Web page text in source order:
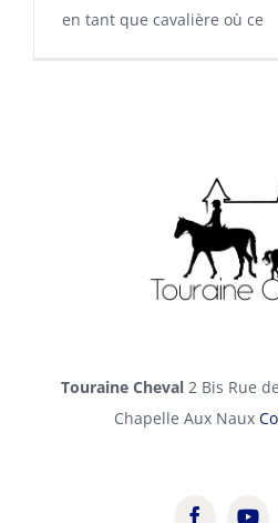
en tant que cavalière où ce
Touraine Cheval 2 Bis Rue
Chapelle Aux Naux